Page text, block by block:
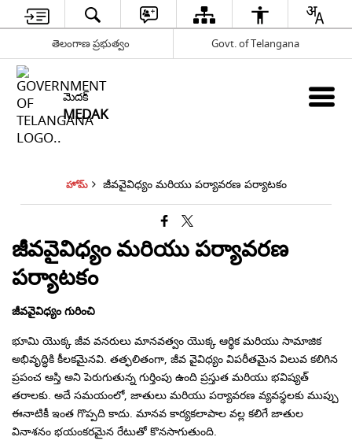
తెలంగాణ ప్రభుత్వం Govt. of Telangana
మెదక్
MEDAK
హోమ్ జీవవైవిధ్యం మరియు పర్యావరణ పర్యాటకం
జీవవైవిధ్యం మరియు పర్యావరణ
పర్యాటకం
జీవవైవిధ్యం గురించి
భూమి యొక్క జీవ వనరులు మానవత్వం యొక్క ఆర్థిక మరియు సామాజిక
అభివృద్ధికి కీలకమైనవి. తత్ఫలితంగా, జీవ వైవిధ్యం విపరీతమైన విలువ కలిగిన
ప్రపంచ ఆస్తి అని పెరుగుతున్న గుర్తింపు ఉంది ప్రస్తుత మరియు భవిష్యత్
తరాలకు. అదే సమయంలో, జాతులు మరియు పర్యావరణ వ్యవస్థలకు ముప్పు
ఈనాటికీ ఇంత గొప్పది కాదు. మానవ కార్యకలాపాల వల్ల కలిగే జాతుల
వినాశనం భయంకరమైన రేటుతో కొనసాగుతుంది.